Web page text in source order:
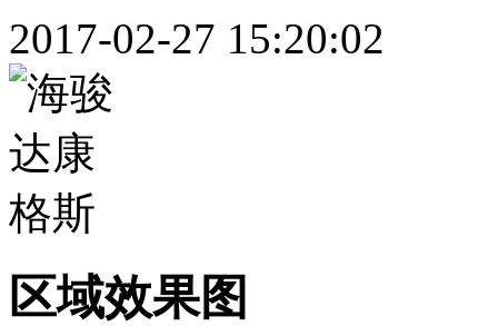
2017-02-27 15:20:02
区域效果图